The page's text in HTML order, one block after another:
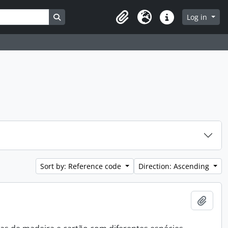
Search in browse page
ClipboardLanguageQuick linksLog in
Sort by: Reference code Direction: Ascending